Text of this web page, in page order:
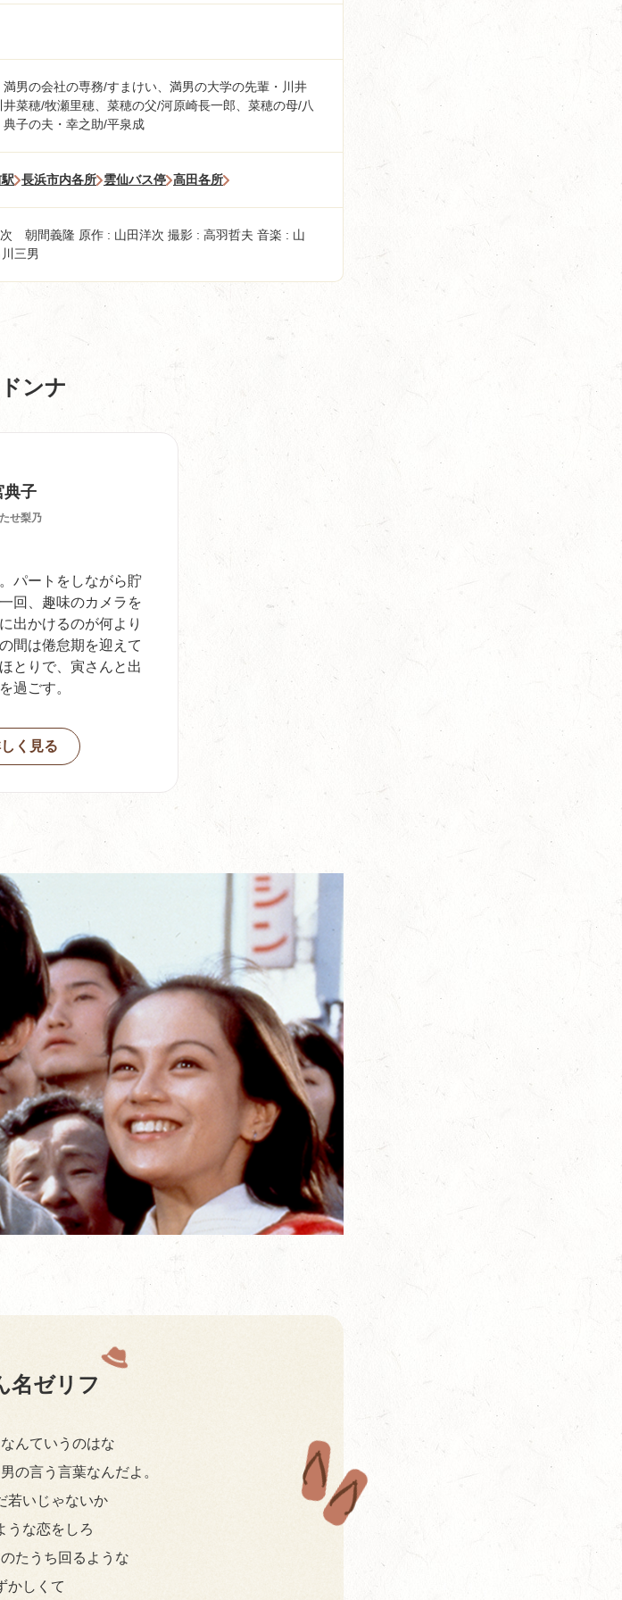
男の会社の専務/すまけい、満男の大学の先輩・川井
菜穂/牧瀬里穂、菜穂の父/河原崎長一郎、菜穂の母/八
子の夫・幸之助/平泉成
長浜市内各所 雲仙バス停 高田各所
朝間義隆 原作 : 山田洋次 撮影 : 高羽哲夫 音楽 : 山
三男
ンナ
典子
せ梨乃
パートをしながら貯
回、趣味のカメラを
出かけるのが何より
間は倦怠期を迎えて
とりで、寅さんと出
過ごす。
く見る
名ゼリフ
んていうのはな
の言う言葉なんだよ。
若いじゃないか
うな恋をしろ
たうち回るような
かしくて